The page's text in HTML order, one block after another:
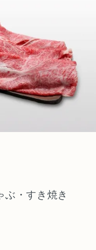
・すき焼き